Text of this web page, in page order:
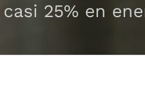
25% en